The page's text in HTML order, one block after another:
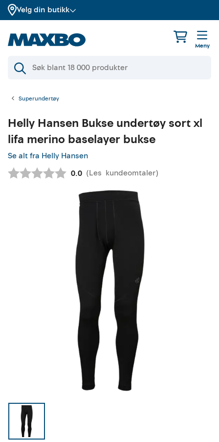
Velg din butikk
Meny
Superundertøy
Helly Hansen Bukse undertøy sort xl
lifa merino baselayer bukse
Se alt fra Helly Hansen
Gjennomsnittskarakter:
0.0 (Les kundeomtaler)